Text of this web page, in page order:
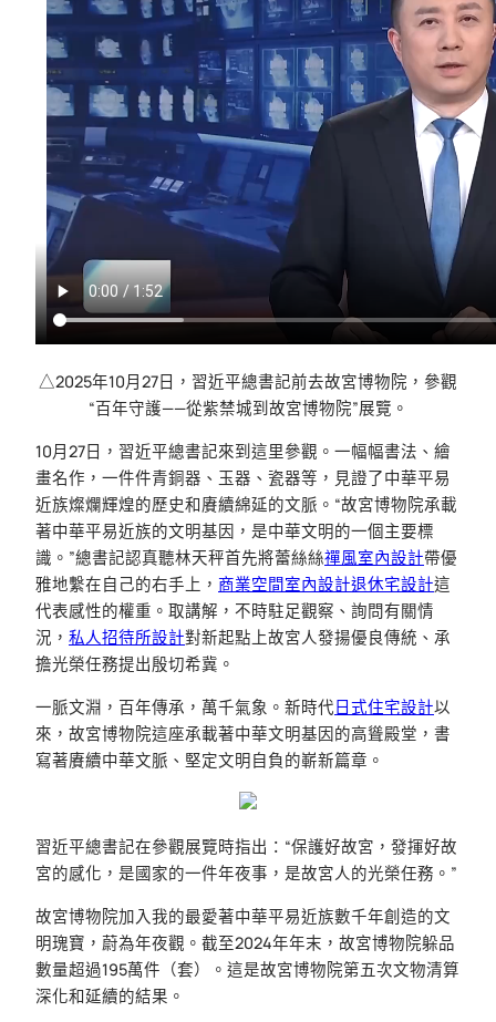
△2025年10月27日，習近平總書記前去故宮博物院，參觀
“百年守護——從紫禁城到故宮博物院”展覽。
10月27日，習近平總書記來到這里參觀。一幅幅書法、繪
畫名作，一件件青銅器、玉器、瓷器等，見證了中華平易
近族燦爛輝煌的歷史和賡續綿延的文脈。“故宮博物院承載
著中華平易近族的文明基因，是中華文明的一個主要標
識。”總書記認真聽林天秤首先將蕾絲絲禪風室內設計帶優
雅地繫在自己的右手上， 商業空間室內設計退休宅設計這
代表感性的權重。取講解，不時駐足觀察、詢問有關情
況， 私人招待所設計對新起點上故宮人發揚優良傳統、承
擔光榮任務提出殷切希冀。
一脈文淵，百年傳承，萬千氣象。新時代日式住宅設計以
來，故宮博物院這座承載著中華文明基因的高聳殿堂，書
寫著賡續中華文脈、堅定文明自負的嶄新篇章。
習近平總書記在參觀展覽時指出：“保護好故宮，發揮好故
宮的感化，是國家的一件年夜事，是故宮人的光榮任務。”
故宮博物院加入我的最愛著中華平易近族數千年創造的文
明瑰寶，蔚為年夜觀。截至2024年年末，故宮博物院躲品
數量超過195萬件（套）。這是故宮博物院第五次文物清算
深化和延續的結果。